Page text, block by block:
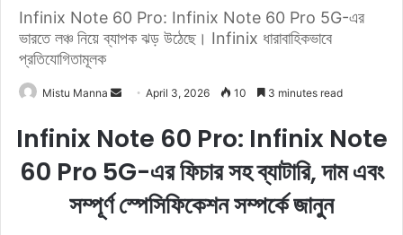
Infinix Note 60 Pro: Infinix Note 60 Pro 5G-এর
ভারতে লঞ্চ নিয়ে ব্যাপক ঝড় উঠেছে। Infinix ধারাবাহিকভাবে
প্রতিযোগিতামূলক
Mistu Manna
n
a
n
April 3, 2026 10 3 minutes read
Infinix Note 60 Pro: Infinix Note
60 Pro 5G-এর ফিচার সহ ব্যাটারি, দাম এবং
সম্পূর্ণ স্পেসিফিকেশন সম্পর্কে জানুন